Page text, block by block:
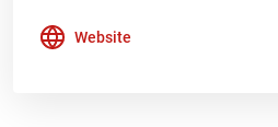
Website